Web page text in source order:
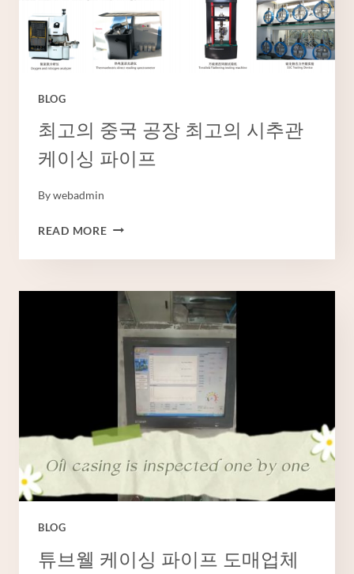
BLOG
최고의 중국 공장 최고의 시추관
케이싱 파이프
Bywebadmin
READ MORE최
의
공
추
관
케
싱
프
BLOG
튜브웰 케이싱 파이프 도매업체